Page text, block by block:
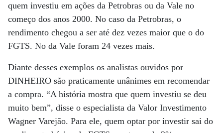
quem investiu em ações da Petrobras ou da Vale no
começo dos anos 2000. No caso da Petrobras, o
rendimento chegou a ser até dez vezes maior que o do
FGTS. No da Vale foram 24 vezes mais.
Diante desses exemplos os analistas ouvidos por
DINHEIRO são praticamente unânimes em recomendar
a compra. “A história mostra que quem investiu se deu
muito bem”, disse o especialista da Valor Investimento
Wagner Varejão. Para ele, quem optar por investir sai do